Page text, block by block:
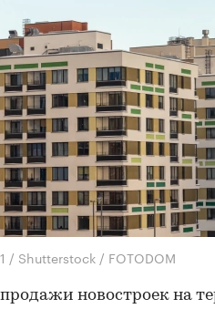
/ Shutterstock / FOTODOM
продажи новостроек на